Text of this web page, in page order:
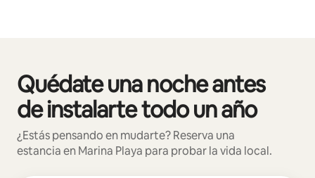
Quédate una noche antes
de instalarte todo un año
¿Estás pensando en mudarte? Reserva una
estancia en Marina Playa para probar la vida local.
Mostrando 0 de 0 elementos